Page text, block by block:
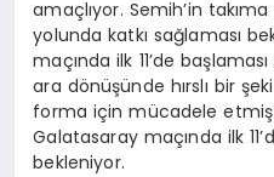
amaçlıyor. Semih’in
yolunda katkı sağlaması
maçında ilk 11’de
ara dönüşünde hırslı bir
forma için mücadele
Galatasaray maçında ilk
bekleniyor.